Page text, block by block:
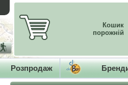
Кошик
порожній
Розпродаж